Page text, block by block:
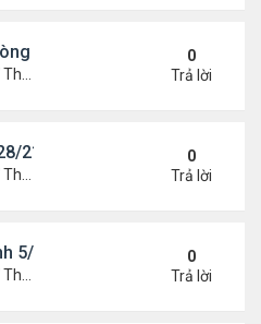
5/28/21-6/4/21
10:14 am
0
Trả lời
21- 6/4/2021
10:13 am
0
Trả lời
5/28/21 - 6/4/21
9:52 am
0
Trả lời